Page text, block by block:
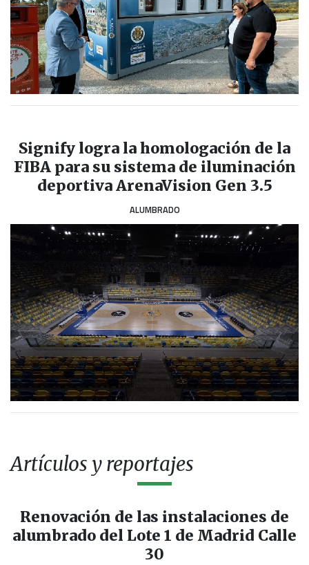
Signify logra la homologación de la
FIBA para su sistema de iluminación
deportiva ArenaVision Gen 3.5
ALUMBRADO
Artículos y reportajes
Renovación de las instalaciones de
alumbrado del Lote 1 de Madrid Calle
30